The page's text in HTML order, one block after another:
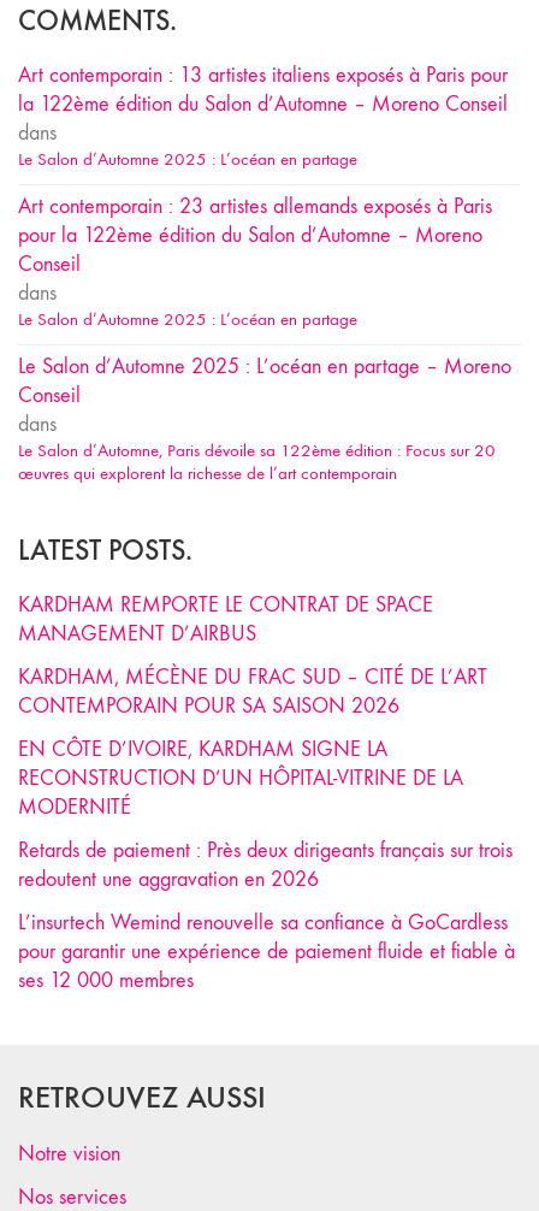
COMMENTS.
Art contemporain : 13 artistes italiens exposés à Paris pour
la 122ème édition du Salon d’Automne – Moreno Conseil
dans
Le Salon d’Automne 2025 : L’océan en partage
Art contemporain : 23 artistes allemands exposés à Paris
pour la 122ème édition du Salon d’Automne – Moreno
Conseil
dans
Le Salon d’Automne 2025 : L’océan en partage
Le Salon d’Automne 2025 : L’océan en partage – Moreno
Conseil
dans
Le Salon d’Automne, Paris dévoile sa 122ème édition : Focus sur 20
œuvres qui explorent la richesse de l’art contemporain
LATEST POSTS.
KARDHAM REMPORTE LE CONTRAT DE SPACE
MANAGEMENT D’AIRBUS
KARDHAM, MÉCÈNE DU FRAC SUD – CITÉ DE L’ART
CONTEMPORAIN POUR SA SAISON 2026
EN CÔTE D’IVOIRE, KARDHAM SIGNE LA
RECONSTRUCTION D’UN HÔPITAL-VITRINE DE LA
MODERNITÉ
Retards de paiement : Près deux dirigeants français sur trois
redoutent une aggravation en 2026
L’insurtech Wemind renouvelle sa confiance à GoCardless
pour garantir une expérience de paiement fluide et fiable à
ses 12 000 membres
RETROUVEZ AUSSI
Notre vision
Nos services